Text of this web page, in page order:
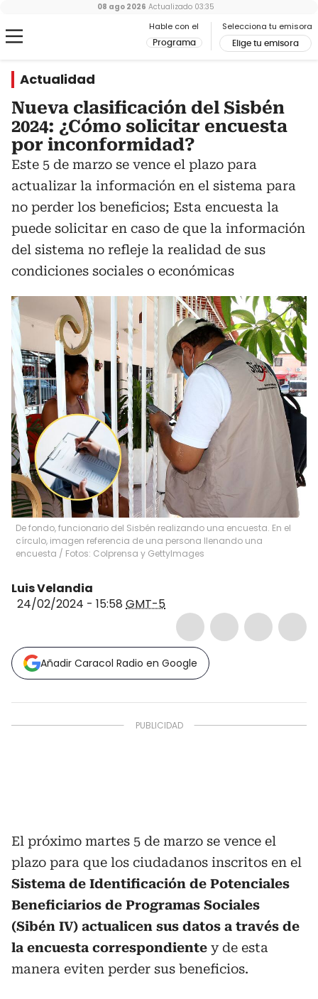
Hable con el
Programa
Selecciona tu emisora
Elige tu emisora
08 ago 2026 Actualizado 03:35
Actualidad
Nueva clasificación del Sisbén
2024: ¿Cómo solicitar encuesta
por inconformidad?
Este 5 de marzo se vence el plazo para
actualizar la información en el sistema para
no perder los beneficios; Esta encuesta la
puede solicitar en caso de que la información
del sistema no refleje la realidad de sus
condiciones sociales o económicas
De fondo, funcionario del Sisbén realizando una encuesta. En el
círculo, imagen referencia de una persona llenando una
encuesta / Fotos: Colprensa y GettyImages
Luis Velandia
24/02/2024 - 15:58 GMT-5
Añadir Caracol Radio en Google
El próximo martes 5 de marzo se vence el
plazo para que los ciudadanos inscritos en el
Sistema de Identificación de Potenciales
Beneficiarios de Programas Sociales
(Sibén IV) actualicen sus datos a través de
la encuesta correspondiente y de esta
manera eviten perder sus beneficios.